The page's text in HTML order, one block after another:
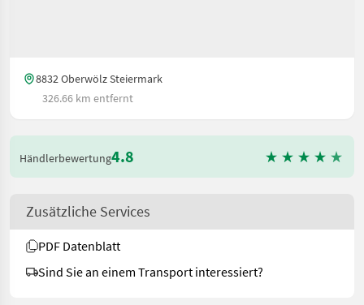
8832 Oberwölz Steiermark
326.66 km entfernt
Händlerbewertung4.8
Zusätzliche Services
PDF Datenblatt
Sind Sie an einem Transport interessiert?